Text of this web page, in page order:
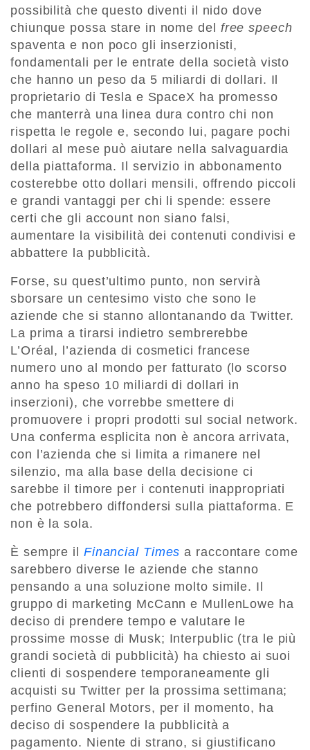
possibilità che questo diventi il nido dove
chiunque possa stare in nome del free speech
spaventa e non poco gli inserzionisti,
fondamentali per le entrate della società visto
che hanno un peso da 5 miliardi di dollari. Il
proprietario di Tesla e SpaceX ha promesso
che manterrà una linea dura contro chi non
rispetta le regole e, secondo lui, pagare pochi
dollari al mese può aiutare nella salvaguardia
della piattaforma. Il servizio in abbonamento
costerebbe otto dollari mensili, offrendo piccoli
e grandi vantaggi per chi li spende: essere
certi che gli account non siano falsi,
aumentare la visibilità dei contenuti condivisi e
abbattere la pubblicità.
Forse, su quest’ultimo punto, non servirà
sborsare un centesimo visto che sono le
aziende che si stanno allontanando da Twitter.
La prima a tirarsi indietro sembrerebbe
L’Oréal, l’azienda di cosmetici francese
numero uno al mondo per fatturato (lo scorso
anno ha speso 10 miliardi di dollari in
inserzioni), che vorrebbe smettere di
promuovere i propri prodotti sul social network.
Una conferma esplicita non è ancora arrivata,
con l’azienda che si limita a rimanere nel
silenzio, ma alla base della decisione ci
sarebbe il timore per i contenuti inappropriati
che potrebbero diffondersi sulla piattaforma. E
non è la sola.
È sempre il Financial Times a raccontare come
sarebbero diverse le aziende che stanno
pensando a una soluzione molto simile. Il
gruppo di marketing McCann e MullenLowe ha
deciso di prendere tempo e valutare le
prossime mosse di Musk; Interpublic (tra le più
grandi società di pubblicità) ha chiesto ai suoi
clienti di sospendere temporaneamente gli
acquisti su Twitter per la prossima settimana;
perfino General Motors, per il momento, ha
deciso di sospendere la pubblicità a
pagamento. Niente di strano, si giustificano